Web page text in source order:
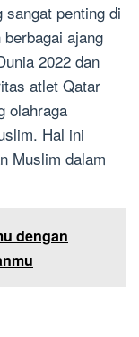
penting di
ajang
2022 dan
atlet Qatar
olahraga
Hal ini
Muslim dalam
dengan